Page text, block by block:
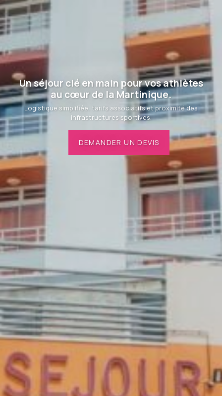
Un séjour clé en main pour vos athlètes
au cœur de la Martinique.
Logistique simplifiée, tarifs associatifs et proximité des
infrastructures sportives.
DEMANDER UN DEVIS